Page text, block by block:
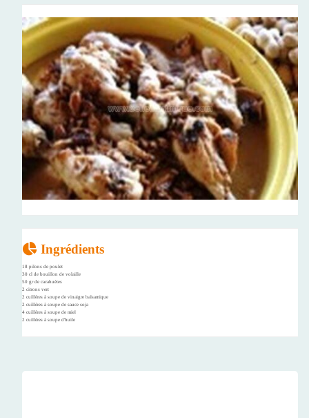
Ingrédients
18 pilons de poulet
30 cl de bouillon de volaille
50 gr de cacahuètes
2 citrons vert
2 cuillères à soupe de vinaigre balsamique
2 cuillères à soupe de sauce soja
4 cuillères à soupe de miel
2 cuillères à soupe d'huile